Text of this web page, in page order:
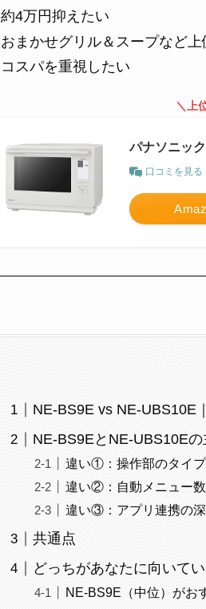
約4万円抑えたい
おまかせグリル＆スープなど
コスパを重視したい
＼上
パナソニッ
口コミを見る
NE-BS9E vs NE-UBS10E
NE-BS9EとNE-UBS10E
違い①：操作部のタイプ
違い②：自動メニュー数
違い③：アプリ連携の深
共通点
どっちがあなたに向いてい
NE-BS9E（中位）がお